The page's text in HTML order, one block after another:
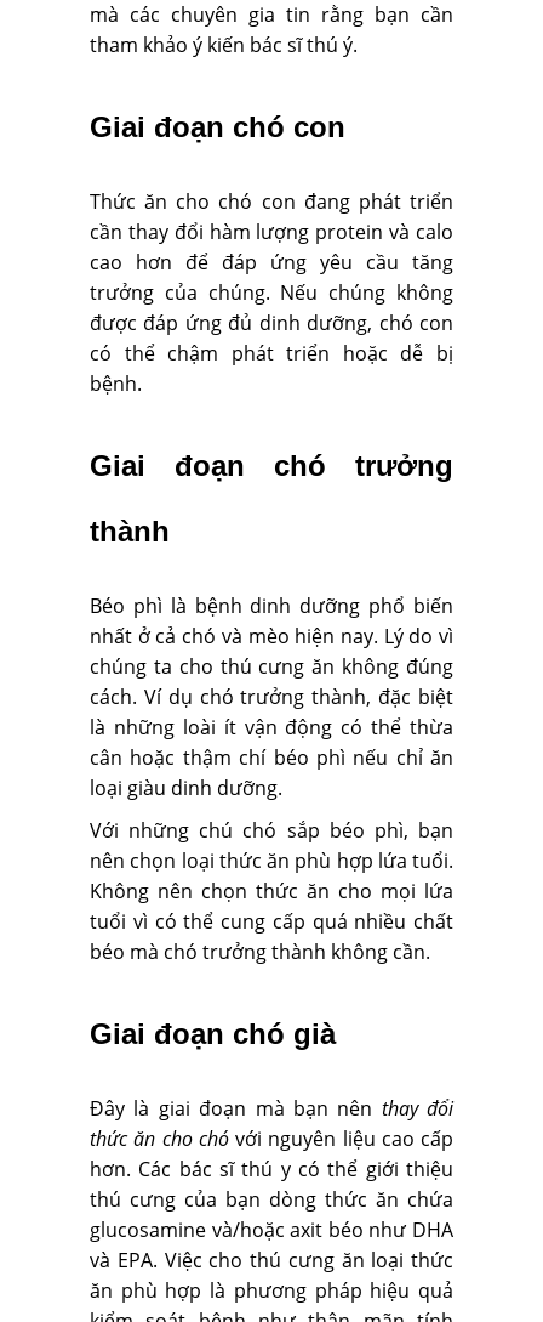
mà các chuyên gia tin rằng bạn cần
tham khảo ý kiến bác sĩ thú ý.
Giai đoạn chó con
Thức ăn cho chó con đang phát triển
cần thay đổi hàm lượng protein và calo
cao hơn để đáp ứng yêu cầu tăng
trưởng của chúng. Nếu chúng không
được đáp ứng đủ dinh dưỡng, chó con
có thể chậm phát triển hoặc dễ bị
bệnh.
Giai đoạn chó trưởng
thành
Béo phì là bệnh dinh dưỡng phổ biến
nhất ở cả chó và mèo hiện nay. Lý do vì
chúng ta cho thú cưng ăn không đúng
cách. Ví dụ chó trưởng thành, đặc biệt
là những loài ít vận động có thể thừa
cân hoặc thậm chí béo phì nếu chỉ ăn
loại giàu dinh dưỡng.
Với những chú chó sắp béo phì, bạn
nên chọn loại thức ăn phù hợp lứa tuổi.
Không nên chọn thức ăn cho mọi lứa
tuổi vì có thể cung cấp quá nhiều chất
béo mà chó trưởng thành không cần.
Giai đoạn chó già
Đây là giai đoạn mà bạn nên thay đổi
thức ăn cho chóvới nguyên liệu cao cấp
hơn. Các bác sĩ thú y có thể giới thiệu
thú cưng của bạn dòng thức ăn chứa
glucosamine và/hoặc axit béo như DHA
và EPA. Việc cho thú cưng ăn loại thức
ăn phù hợp là phương pháp hiệu quả